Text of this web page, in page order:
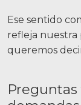
Ese sentido
refleja nuestra
queremos